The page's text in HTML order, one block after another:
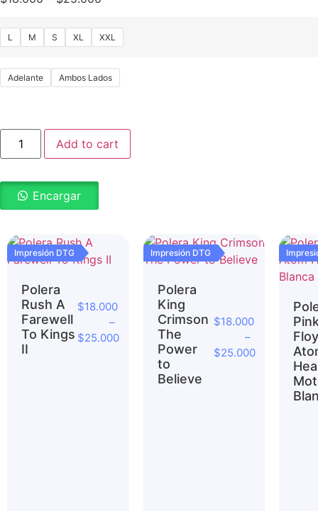
L M S XL XXL
Adelante Ambos Lados
Add to cart
Encargar
Impresión DTG
Polera
Rush A
Farewell
To Kings
II
$18.000
–
$25.000
Impresión DTG
Polera
King
Crimson
The
Power
to
Believe
$18.000
–
$25.000